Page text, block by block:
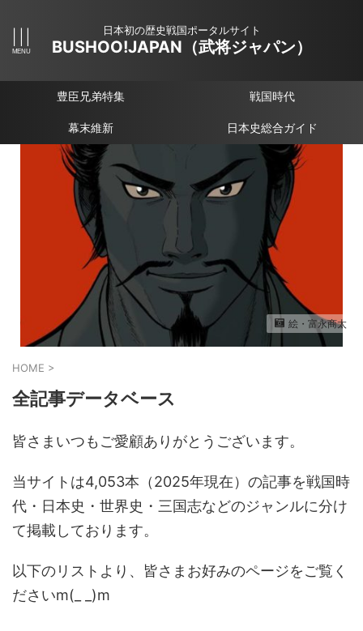
日本初の歴史戦国ポータルサイト
BUSHOO!JAPAN（武将ジャパン）
豊臣兄弟特集 戦国時代
幕末維新 日本史総合ガイド
絵・富永商太
HOME >
全記事データベース
皆さまいつもご愛顧ありがとうございます。
当サイトは4,053本（2025年現在）の記事を戦国時
代・日本史・世界史・三国志などのジャンルに分け
て掲載しております。
以下のリストより、皆さまお好みのページをご覧く
ださいm(_ _)m